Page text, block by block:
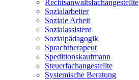
Rechtsanwaltsfachangestellte
Sozialarbeiter
Soziale Arbeit
Sozialassistent
Sozialpädagogik
Sprachtherapeut
Speditionskaufmann
Steuerfachangestellte
Systemische Beratung